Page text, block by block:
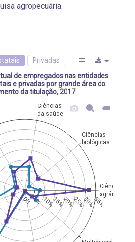
agropecuária.
Privadas
de empregados nas entidades
e privadas por grande área do
da titulação, 2017
Ciências
agrárias
Ciências
biológicas
Ciências
da saúde
0%5%10%15%20%25%30%35%